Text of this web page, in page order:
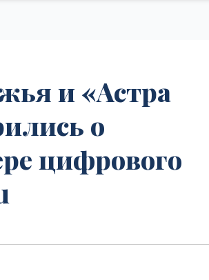
и «Астра
о
цифрового